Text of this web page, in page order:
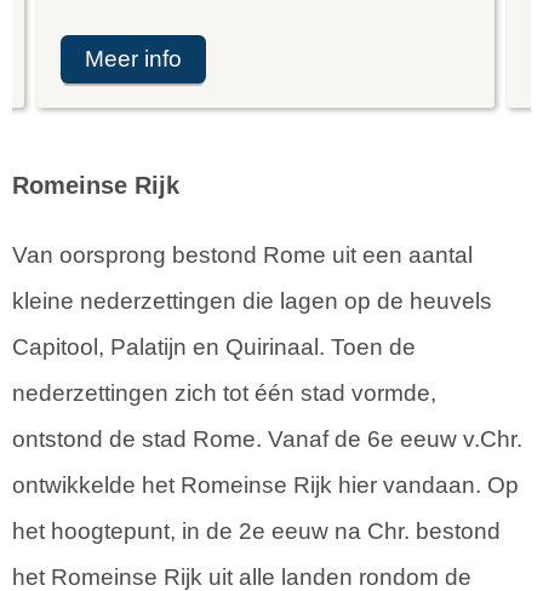
meer info
Romeinse Rijk
Van oorsprong bestond Rome uit een aantal
kleine nederzettingen die lagen op de heuvels
Capitool, Palatijn en Quirinaal. Toen de
nederzettingen zich tot één stad vormde,
ontstond de stad Rome. Vanaf de 6e eeuw v.Chr.
ontwikkelde het Romeinse Rijk hier vandaan. Op
het hoogtepunt, in de 2e eeuw na Chr. bestond
het Romeinse Rijk uit alle landen rondom de